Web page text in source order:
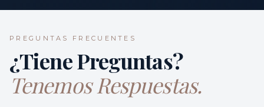
PREGUNTAS FRECUENTES
¿Tiene Preguntas?
Tenemos Respuestas.